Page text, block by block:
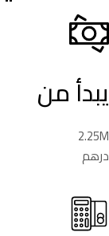
يبدأ من
2.25M
درهم